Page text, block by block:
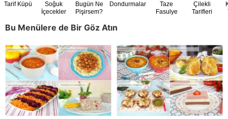
Tarif Küpü
Soğuk
İçecekler
Bugün Ne
Pişirsem?
Dondurmalar
Taze
Fasulye
Çilekli
Tarifleri
Bu Menülere de Bir Göz Atın